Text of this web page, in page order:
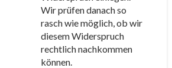
Wir prüfen danach so
rasch wie möglich, ob wir
diesem Widerspruch
rechtlich nachkommen
können.